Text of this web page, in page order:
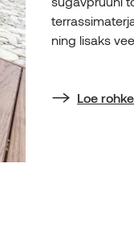
ning lisaks
Loe